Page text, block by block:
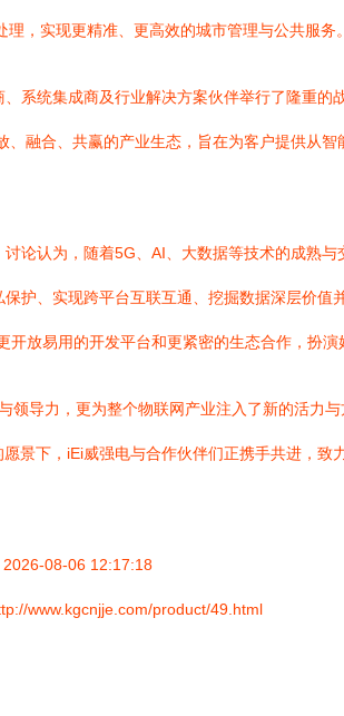
，实现更精准、更高效的城市管理与公共服务。
系统集成商及行业解决方案伙伴举行了隆重
融合、共赢的产业生态，旨在为客户提供从
论认为，随着5G、AI、大数据等技术的成熟
护、实现跨平台互联互通、挖掘数据深层价
放易用的开发平台和更紧密的生态合作，扮演
导力，更为整个物联网产业注入了新的活力
景下，iEi威强电与合作伙伴们正携手共进，
2026-08-06 12:17:18
www.kgcnjje.com/product/49.html